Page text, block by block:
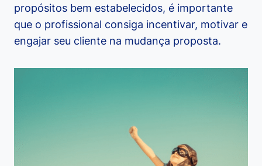
propósitos bem estabelecidos, é importante
que o profissional consiga incentivar, motivar e
engajar seu cliente na mudança proposta.